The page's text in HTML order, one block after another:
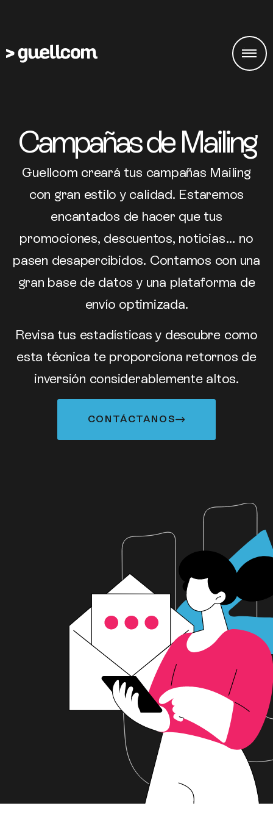
Campañas de Mailing
Guellcom creará tus campañas Mailing
con gran estilo y calidad. Estaremos
encantados de hacer que tus
promociones, descuentos, noticias… no
pasen desapercibidos. Contamos con una
gran base de datos y una plataforma de
envío optimizada.
Revisa tus estadísticas y descubre como
esta técnica te proporciona retornos de
inversión considerablemente altos.
CONTÁCTANOS